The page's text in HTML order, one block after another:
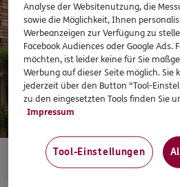
Analyse der Websitenutzung, die
sowie die Möglichkeit, Ihnen
Werbeanzeigen zur Verfügung zu
Facebook Audiences oder Google Ads.
möchten, ist leider keine für Sie
Werbung auf dieser Seite möglich.
jederzeit über den Button "Tool-
zu den eingesetzten Tools finden Sie
Impressum
Tool-Einstellungen